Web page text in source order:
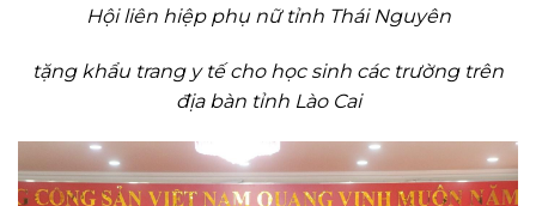
Hội liên hiệp phụ nữ tỉnh Thái Nguyên
tặng khẩu trang y tế cho học sinh các trường trên
địa bàn tỉnh Lào Cai